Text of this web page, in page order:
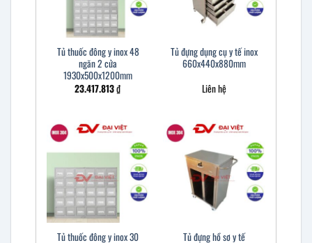
Tủ thuốc đông y inox 48
ngăn 2 cửa
1930x500x1200mm
23.417.813₫
Tủ đựng dụng cụ y tế inox
660x440x880mm
Liên hệ
Tủ thuốc đông y inox 30
Tủ đựng hồ sơ y tế